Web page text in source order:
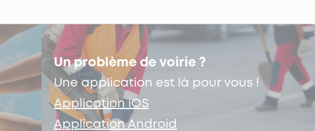
Un problème de voirie ?
Une application est là pour vous !
Application iOS
Application Android